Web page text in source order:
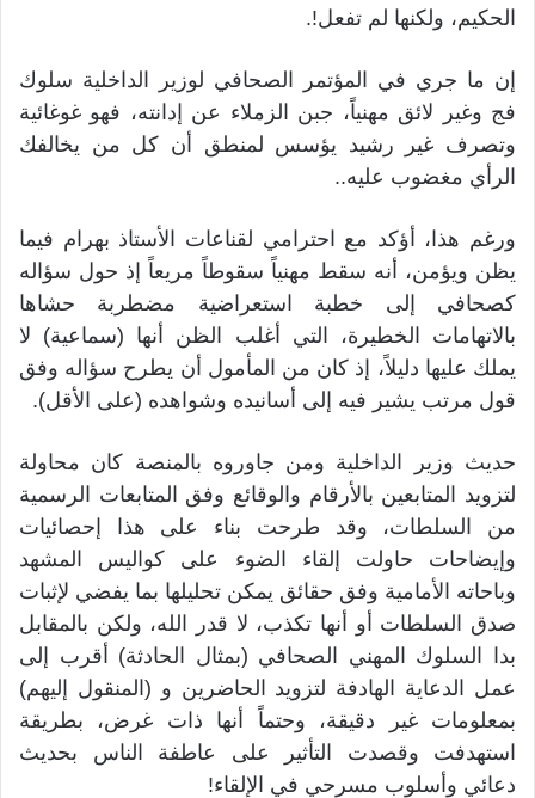
الحكيم، ولكنها لم تفعل!.
إن ما جري في المؤتمر الصحافي لوزير الداخلية سلوك
فج وغير لائق مهنياً، جبن الزملاء عن إدانته، فهو غوغائية
وتصرف غير رشيد يؤسس لمنطق أن كل من يخالفك
الرأي مغضوب عليه..
ورغم هذا، أؤكد مع احترامي لقناعات الأستاذ بهرام فيما
يظن ويؤمن، أنه سقط مهنياً سقوطاً مريعاً إذ حول سؤاله
كصحافي إلى خطبة استعراضية مضطربة حشاها
بالاتهامات الخطيرة، التي أغلب الظن أنها (سماعية) لا
يملك عليها دليلاً، إذ كان من المأمول أن يطرح سؤاله وفق
قول مرتب يشير فيه إلى أسانيده وشواهده (على الأقل).
حديث وزير الداخلية ومن جاوروه بالمنصة كان محاولة
لتزويد المتابعين بالأرقام والوقائع وفق المتابعات الرسمية
من السلطات، وقد طرحت بناء على هذا إحصائيات
وإيضاحات حاولت إلقاء الضوء على كواليس المشهد
وباحاته الأمامية وفق حقائق يمكن تحليلها بما يفضي لإثبات
صدق السلطات أو أنها تكذب، لا قدر الله، ولكن بالمقابل
بدا السلوك المهني الصحافي (بمثال الحادثة) أقرب إلى
عمل الدعاية الهادفة لتزويد الحاضرين و (المنقول إليهم)
بمعلومات غير دقيقة، وحتماً أنها ذات غرض، بطريقة
استهدفت وقصدت التأثير على عاطفة الناس بحديث
دعائي وأسلوب مسرحي في الإلقاء!